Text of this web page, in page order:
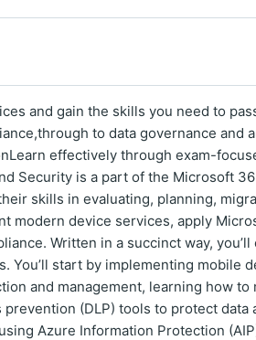
and gain the skills you need to
to data governance and
effectively through exam-
Security is a part of the Microsoft
skills in evaluating, planning,
modern device services, apply
Written in a succinct way, you’ll
You’ll start by implementing mobile
and management, learning how to
(DLP) tools to protect data
Azure Information Protection